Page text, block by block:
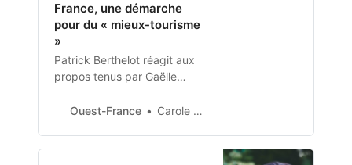
France, une démarche
pour du « mieux-tourisme
»
Patrick Berthelot réagit aux
propos tenus par Gaëlle
lors de la séance du conseil
Ouest-France Carole TYMEN.